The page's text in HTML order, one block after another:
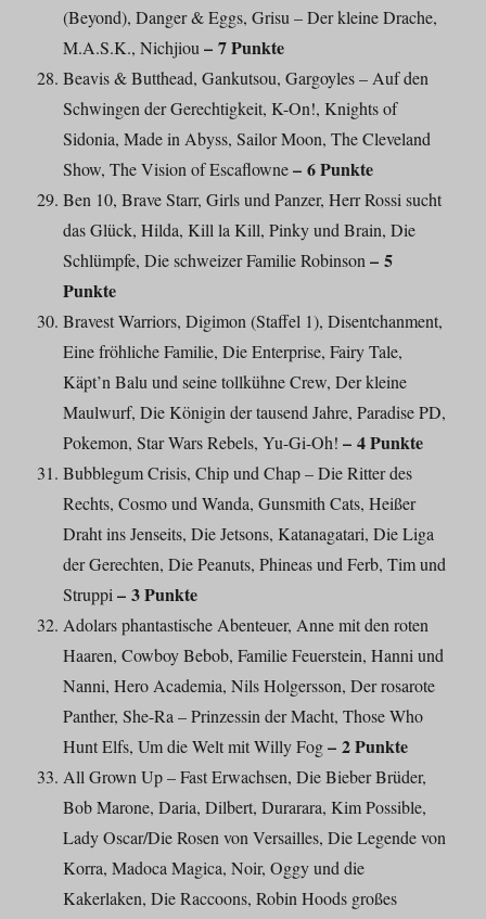
(Beyond), Danger & Eggs, Grisu – Der kleine Drache,
M.A.S.K., Nichjiou– 7 Punkte
Beavis & Butthead, Gankutsou, Gargoyles – Auf den
Schwingen der Gerechtigkeit, K-On!, Knights of
Sidonia, Made in Abyss, Sailor Moon, The Cleveland
Show, The Vision of Escaflowne– 6 Punkte
Ben 10, Brave Starr, Girls und Panzer, Herr Rossi sucht
das Glück, Hilda, Kill la Kill, Pinky und Brain, Die
Schlümpfe, Die schweizer Familie Robinson– 5
Punkte
Bravest Warriors, Digimon (Staffel 1), Disentchanment,
Eine fröhliche Familie, Die Enterprise, Fairy Tale,
Käpt’n Balu und seine tollkühne Crew, Der kleine
Maulwurf, Die Königin der tausend Jahre, Paradise PD,
Pokemon, Star Wars Rebels, Yu-Gi-Oh!– 4 Punkte
Bubblegum Crisis, Chip und Chap – Die Ritter des
Rechts, Cosmo und Wanda, Gunsmith Cats, Heißer
Draht ins Jenseits, Die Jetsons, Katanagatari, Die Liga
der Gerechten, Die Peanuts, Phineas und Ferb, Tim und
Struppi– 3 Punkte
Adolars phantastische Abenteuer, Anne mit den roten
Haaren, Cowboy Bebob, Familie Feuerstein, Hanni und
Nanni, Hero Academia, Nils Holgersson, Der rosarote
Panther, She-Ra – Prinzessin der Macht, Those Who
Hunt Elfs, Um die Welt mit Willy Fog– 2 Punkte
All Grown Up – Fast Erwachsen, Die Bieber Brüder,
Bob Marone, Daria, Dilbert, Durarara, Kim Possible,
Lady Oscar/Die Rosen von Versailles, Die Legende von
Korra, Madoca Magica, Noir, Oggy und die
Kakerlaken, Die Raccoons, Robin Hoods großes